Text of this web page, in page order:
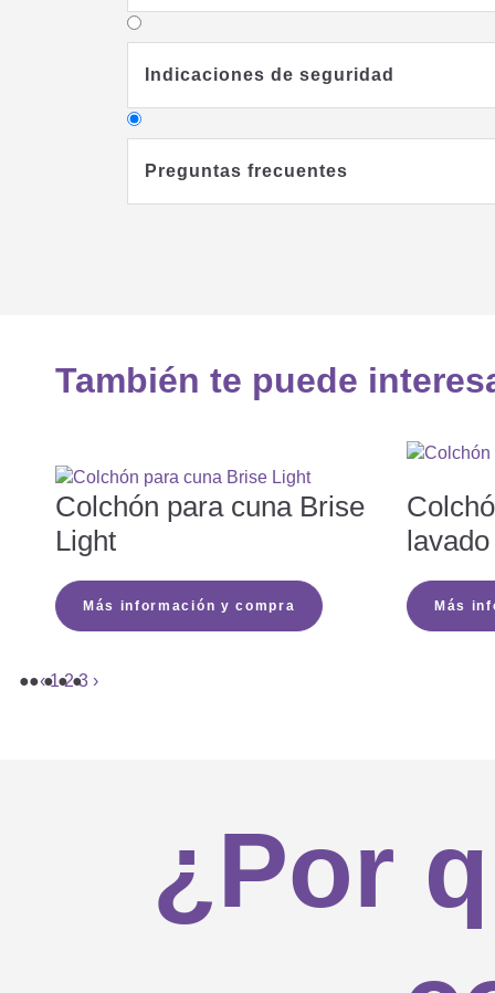
Indicaciones de seguridad
Preguntas frecuentes
¿Qué funda de colchón debo
¿Qué núcleo de colchón debo
¿Se puede lavar también el
También te puede
Colchón para cuna Brise
Light
Más información y compra
lavado
Más
‹ 1 2 3 ›
¿Por